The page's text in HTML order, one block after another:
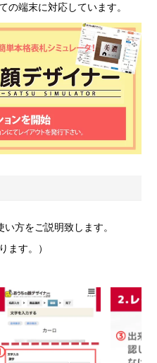
の端末に対応しています。
方をご説明致します。
ます。）